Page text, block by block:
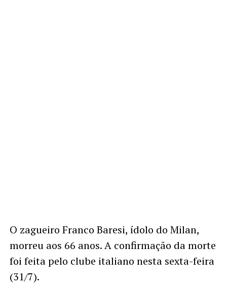
O zagueiro Franco Baresi, ídolo do Milan,
morreu aos 66 anos. A confirmação da morte
foi feita pelo clube italiano nesta sexta-feira
(31/7).